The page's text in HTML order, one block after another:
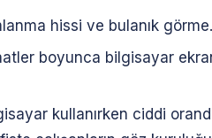
hissi ve bulanık görme.
boyunca bilgisayar
kullanırken ciddi